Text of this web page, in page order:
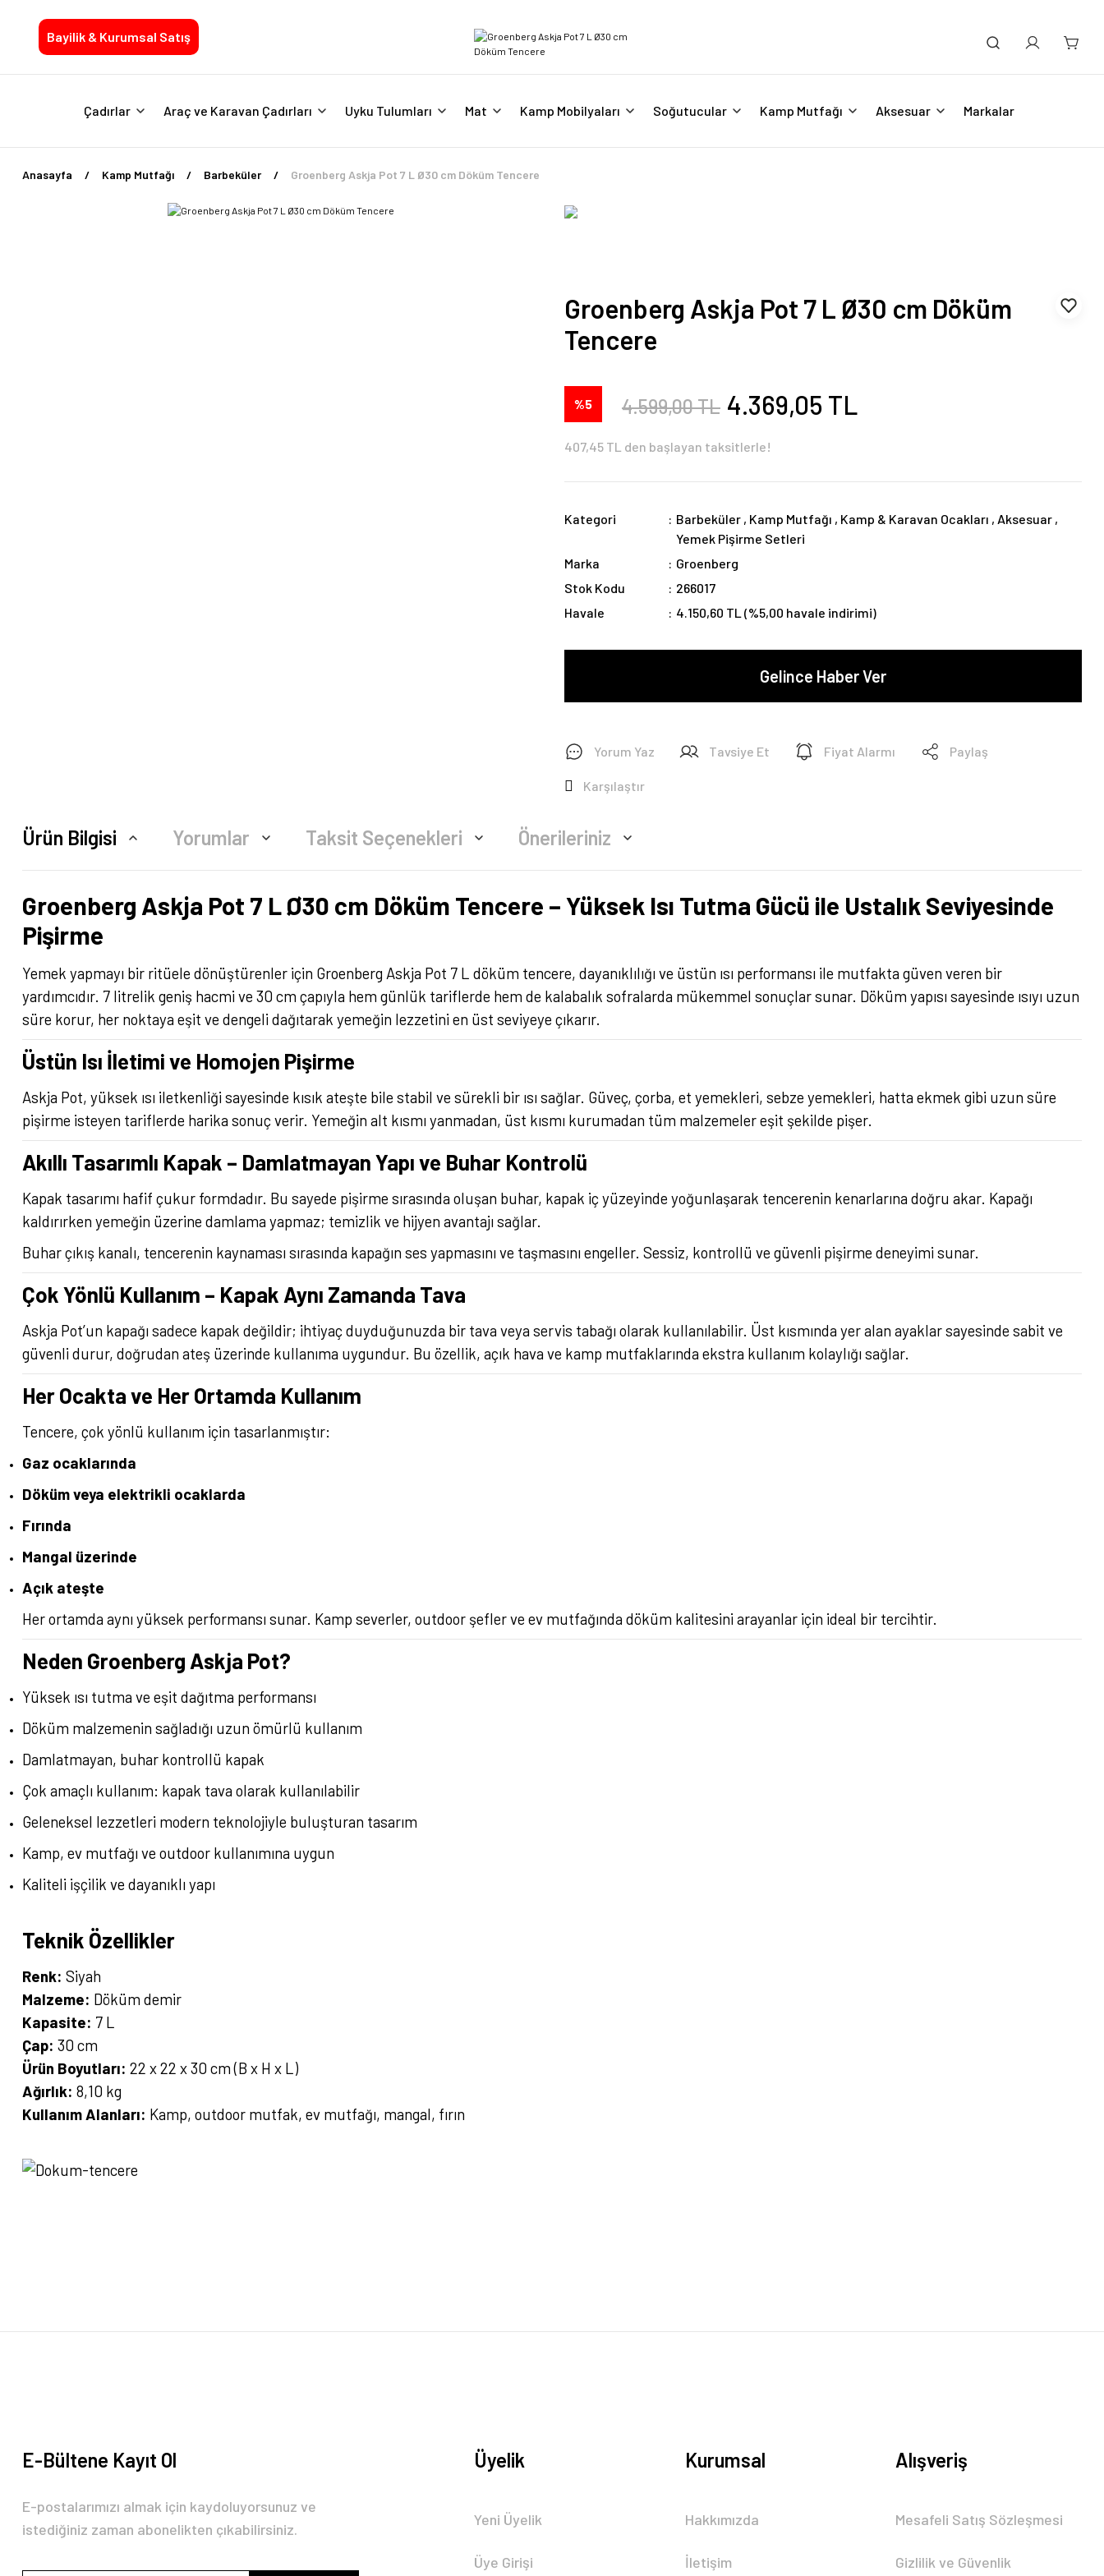
Bayilik & Kurumsal Satış
Çadırlar Araç ve Karavan Çadırları Uyku Tulumları Mat Kamp Mobilyaları Soğutucular Kamp Mutfağı Aksesuar Markalar
Anasayfa Kamp Mutfağı Barbeküler Groenberg Askja Pot 7 L Ø30 cm Döküm Tencere
Groenberg Askja Pot 7 L Ø30 cm Döküm
Tencere
%5 4.599,00 TL 4.369,05 TL
407,45 TL den başlayan taksitlerle!
Kategori Barbeküler , Kamp Mutfağı , Kamp & Karavan Ocakları , Aksesuar ,
Yemek Pişirme Setleri
Marka
Groenberg
Stok Kodu
266017
Havale
4.150,60 TL (%5,00 havale indirimi)
Gelince Haber Ver
Yorum Yaz Tavsiye Et Fiyat Alarmı Paylaş
Karşılaştır
Ürün Bilgisi Yorumlar Taksit Seçenekleri Önerileriniz
Groenberg Askja Pot 7 L Ø30 cm Döküm Tencere – Yüksek Isı Tutma Gücü ile Ustalık Seviyesinde
Pişirme
Yemek yapmayı bir ritüele dönüştürenler için Groenberg Askja Pot 7 L döküm tencere, dayanıklılığı ve üstün ısı performansı ile mutfakta güven veren bir
yardımcıdır. 7 litrelik geniş hacmi ve 30 cm çapıyla hem günlük tariflerde hem de kalabalık sofralarda mükemmel sonuçlar sunar. Döküm yapısı sayesinde ısıyı uzun
süre korur, her noktaya eşit ve dengeli dağıtarak yemeğin lezzetini en üst seviyeye çıkarır.
Üstün Isı İletimi ve Homojen Pişirme
Askja Pot, yüksek ısı iletkenliği sayesinde kısık ateşte bile stabil ve sürekli bir ısı sağlar. Güveç, çorba, et yemekleri, sebze yemekleri, hatta ekmek gibi uzun süre
pişirme isteyen tariflerde harika sonuç verir. Yemeğin alt kısmı yanmadan, üst kısmı kurumadan tüm malzemeler eşit şekilde pişer.
Akıllı Tasarımlı Kapak – Damlatmayan Yapı ve Buhar Kontrolü
Kapak tasarımı hafif çukur formdadır. Bu sayede pişirme sırasında oluşan buhar, kapak iç yüzeyinde yoğunlaşarak tencerenin kenarlarına doğru akar. Kapağı
kaldırırken yemeğin üzerine damlama yapmaz; temizlik ve hijyen avantajı sağlar.
Buhar çıkış kanalı, tencerenin kaynaması sırasında kapağın ses yapmasını ve taşmasını engeller. Sessiz, kontrollü ve güvenli pişirme deneyimi sunar.
Çok Yönlü Kullanım – Kapak Aynı Zamanda Tava
Askja Pot’un kapağı sadece kapak değildir; ihtiyaç duyduğunuzda bir tava veya servis tabağı olarak kullanılabilir. Üst kısmında yer alan ayaklar sayesinde sabit ve
güvenli durur, doğrudan ateş üzerinde kullanıma uygundur. Bu özellik, açık hava ve kamp mutfaklarında ekstra kullanım kolaylığı sağlar.
Her Ocakta ve Her Ortamda Kullanım
Tencere, çok yönlü kullanım için tasarlanmıştır:
Gaz ocaklarında
Döküm veya elektrikli ocaklarda
Fırında
Mangal üzerinde
Açık ateşte
Her ortamda aynı yüksek performansı sunar. Kamp severler, outdoor şefler ve ev mutfağında döküm kalitesini arayanlar için ideal bir tercihtir.
Neden Groenberg Askja Pot?
Yüksek ısı tutma ve eşit dağıtma performansı
Döküm malzemenin sağladığı uzun ömürlü kullanım
Damlatmayan, buhar kontrollü kapak
Çok amaçlı kullanım: kapak tava olarak kullanılabilir
Geleneksel lezzetleri modern teknolojiyle buluşturan tasarım
Kamp, ev mutfağı ve outdoor kullanımına uygun
Kaliteli işçilik ve dayanıklı yapı
Teknik Özellikler
Renk: Siyah
Malzeme: Döküm demir
Kapasite: 7 L
Çap: 30 cm
Ürün Boyutları: 22 x 22 x 30 cm (B x H x L)
Ağırlık: 8,10 kg
Kullanım Alanları: Kamp, outdoor mutfak, ev mutfağı, mangal, fırın
E-Bültene Kayıt Ol
E-postalarımızı almak için kaydoluyorsunuz ve
istediğiniz zaman abonelikten çıkabilirsiniz.
Üyelik
Yeni Üyelik
Üye Girişi
Kurumsal
Hakkımızda
İletişim
Alışveriş
Mesafeli Satış Sözleşmesi
Gizlilik ve Güvenlik